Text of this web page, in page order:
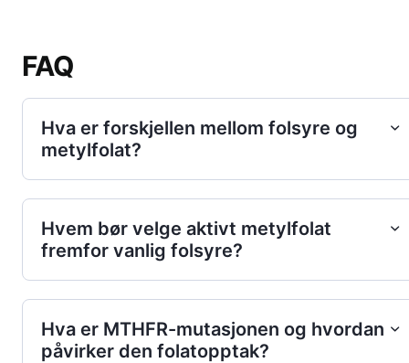
FAQ
Hva er forskjellen mellom folsyre og
metylfolat?
Hvem bør velge aktivt metylfolat
fremfor vanlig folsyre?
Hva er MTHFR-mutasjonen og hvordan
påvirker den folatopptak?